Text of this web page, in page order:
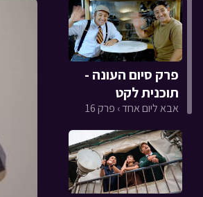
פרק סיום העונה -
תוכנית לקט
אבא ליום אחד › פרק 16